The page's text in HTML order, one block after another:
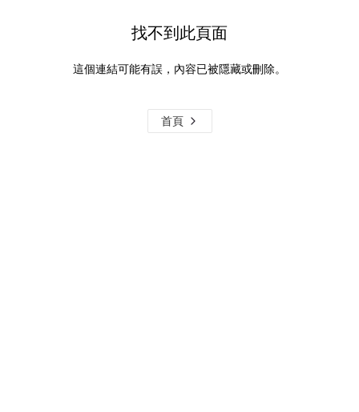
找不到此頁面
這個連結可能有誤，內容已被隱藏或刪除。
首頁